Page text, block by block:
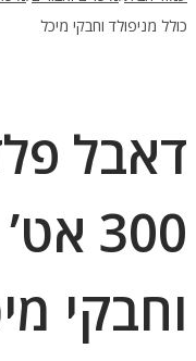
כולל מניפולד וחבקי מיכל
300
וחבקי